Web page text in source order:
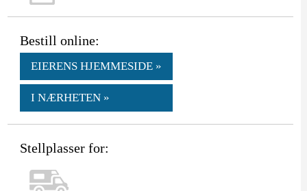
Bestill online:
EIERENS HJEMMESIDE »
I NÆRHETEN »
Stellplasser for: